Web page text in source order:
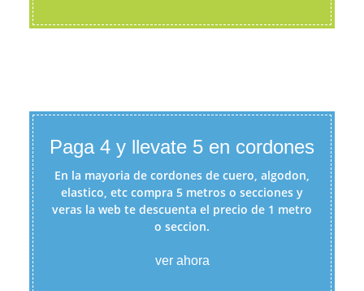
Paga 4 y llevate 5 en cordones
En la mayoria de cordones de cuero, algodon,
elastico, etc compra 5 metros o secciones y
veras la web te descuenta el precio de 1 metro
o seccion.
ver ahora